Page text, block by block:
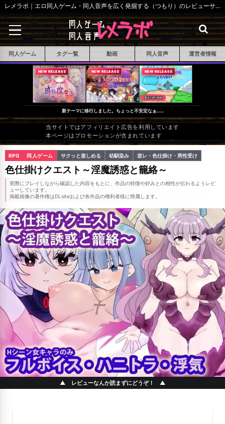
レメラボ｜エロ同人ゲーム・同人音声を広く発掘する（つもり）のレビューサイト
同人ゲーム タグ一覧 動画 同人音声 運営者情報
NEW RELEASE NEW RELEASE NEW RELEASE
新テーマに移行しました。ちょっと不安定なぁ……
当サイトではアフィリエイト広告を利用しています
本ページはプロモーションが含まれています
RPG 同人ゲーム サクッと楽しめる 幼馴染み 逆レ・色仕掛け・男性受け
色仕掛けクエスト～淫魔誘惑と籠絡～
実際にプレイしながら確認した内容をもとに、作品の特徴や好みとの相性が伝わるようレビ
ューしています。
掲載画像の著作権はDLsiteおよび各作品の権利者様に帰属します。
▲ レビューなんか読まずにどうぞ！ ▲